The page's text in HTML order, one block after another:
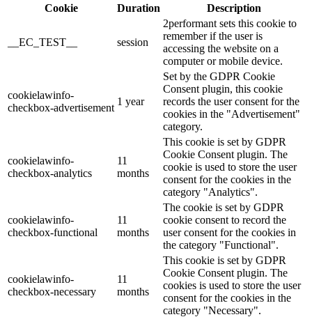
Cookie
Duration Description
__EC_TEST__ session
2performant sets this cookie to
remember if the user is
accessing the website on a
computer or mobile device.
cookielawinfo-
checkbox-advertisement
1 year
Set by the GDPR Cookie
Consent plugin, this cookie
records the user consent for the
cookies in the "Advertisement"
category.
cookielawinfo-
checkbox-analytics
11
months
This cookie is set by GDPR
Cookie Consent plugin. The
cookie is used to store the user
consent for the cookies in the
category "Analytics".
cookielawinfo-
checkbox-functional
11
months
The cookie is set by GDPR
cookie consent to record the
user consent for the cookies in
the category "Functional".
cookielawinfo-
checkbox-necessary
11
months
This cookie is set by GDPR
Cookie Consent plugin. The
cookies is used to store the user
consent for the cookies in the
category "Necessary".